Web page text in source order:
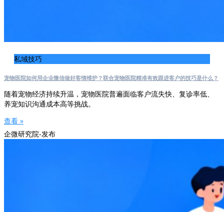
私域技巧
宠物医院如何用企业微信做好客情维护？联合宠物医院精准有效跟进客户的技巧是什么？
随着宠物经济持续升温，宠物医院普遍面临客户流失快、复诊率低、
养宠知识沟通成本高等挑战。
查看 »
企微研究院-发布